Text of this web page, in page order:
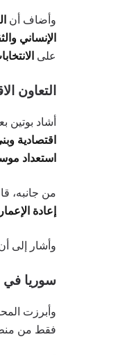
وأضاف أن
الإنساني
على
التعاون
أشاد بوتين
اقتصادية
استعداد
من جانبه،
إعادة الإعمار
وأشار إلى
سوريا في
وأبرزت
فقط من